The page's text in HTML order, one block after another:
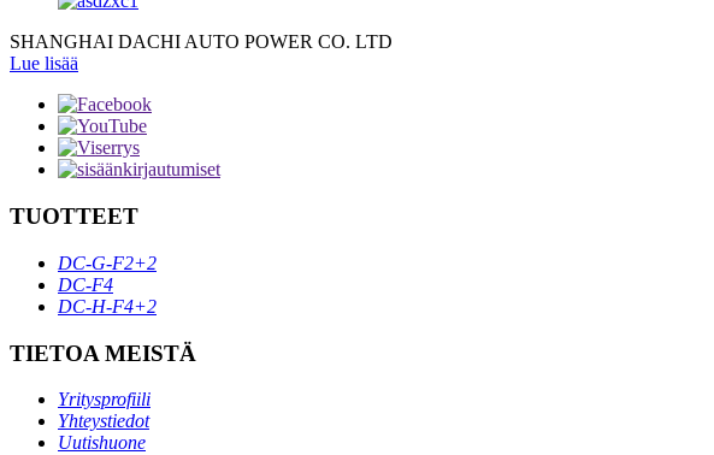
SHANGHAI DACHI AUTO POWER CO. LTD
Lue lisää
TUOTTEET
DC-G-F2+2
DC-F4
DC-H-F4+2
TIETOA MEISTÄ
Yritysprofiili
Yhteystiedot
Uutishuone